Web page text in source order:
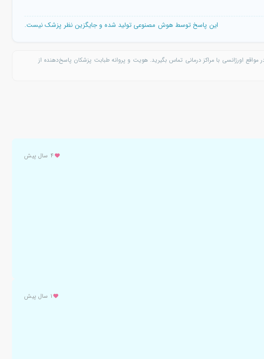
این پاسخ توسط هوش مصنوعی تولید شده و جایگزین نظر پزشک نیست.
اورژانسی با مراکز درمانی تماس بگیرید. هویت و پروانه طبابت پزشکان پاسخ‌دهنده از
۴ سال پیش
۱ سال پیش